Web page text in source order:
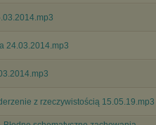
24.03.2014.mp3
z rzeczywistością 15.05.19.mp3